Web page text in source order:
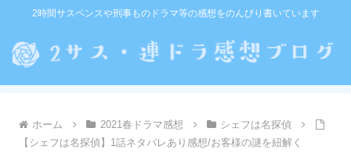
2時間サスペンスや刑事ものドラマ等の感想をのんびり書いています
ホーム 2021春ドラマ感想
シェフは名探偵
【シェフは名探偵】1話ネタバレあり感想/お客様の謎を紐解く